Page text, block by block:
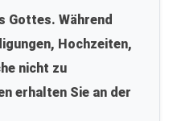
Gottes. Während
Hochzeiten,
nicht zu
erhalten Sie an der